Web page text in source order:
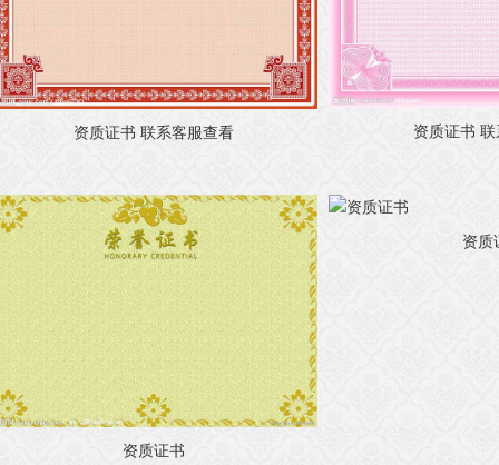
资质证书 联系客服查看 资质证书
资质证书
资质